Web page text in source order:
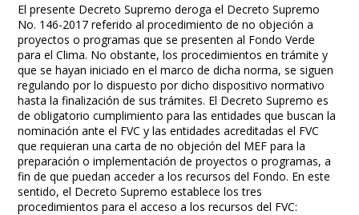
El presente Decreto Supremo deroga el Decreto Supremo
No. 146-2017 referido al procedimiento de no objeción a
proyectos o programas que se presenten al Fondo Verde
para el Clima. No obstante, los procedimientos en trámite y
que se hayan iniciado en el marco de dicha norma, se siguen
regulando por lo dispuesto por dicho dispositivo normativo
hasta la finalización de sus trámites. El Decreto Supremo es
de obligatorio cumplimiento para las entidades que buscan la
nominación ante el FVC y las entidades acreditadas el FVC
que requieran una carta de no objeción del MEF para la
preparación o implementación de proyectos o programas, a
fin de que puedan acceder a los recursos del Fondo. En este
sentido, el Decreto Supremo establece los tres
procedimientos para el acceso a los recursos del FVC: